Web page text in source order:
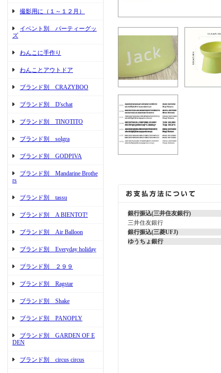
撮影用に（１～１２月）
イベント別 パーティーグッ
ズ
わんこに手作り
わんことアウトドア
ブランド別 CRAZYBOO
ブランド別 D'schat
ブランド別 TINOTITO
ブランド別 solgra
ブランド別 GODPIVA
ブランド別 Mandarine Brothe
rs
ブランド別 tassu
ブランド別 A BIENTOT!
ブランド別 Air Balloon
ブランド別 Everyday holiday
ブランド別 ２９９
ブランド別 Ragstar
ブランド別 Shake
ブランド別 PANOPLY
ブランド別 GARDEN OF E
DEN
ブランド別 circus circus
銀行振込(三井住友銀行)
三井住友銀行
銀行振込(三菱UFJ)
ゆうちょ銀行